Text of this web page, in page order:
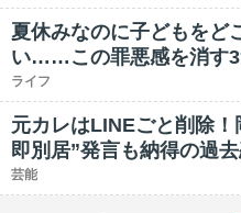
夏休みなのに子どもをど
い……この罪悪感を消す3
ライフ
元カレはLINEごと削除
即別居”発言も納得の過
芸能